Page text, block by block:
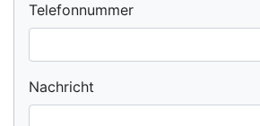
Telefonnummer
Nachricht